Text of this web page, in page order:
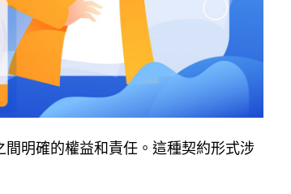
明確的權益和責任。這種契約形式涉